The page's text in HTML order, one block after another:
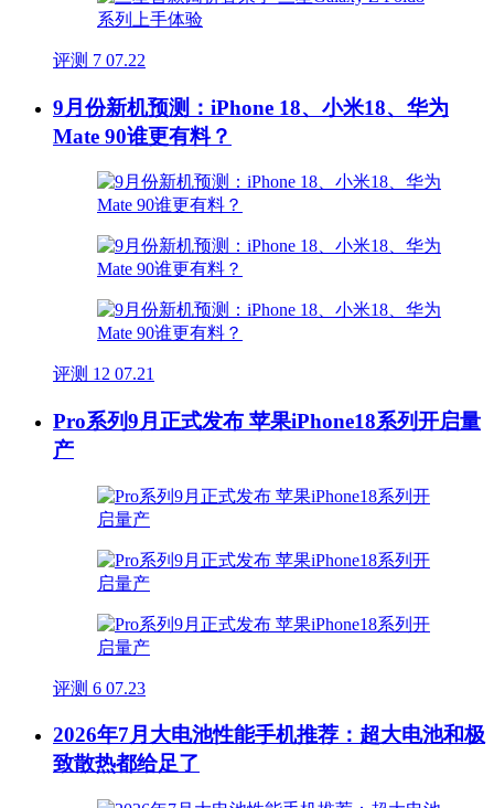
评测 7 07.22
9月份新机预测：iPhone 18、小米18、华为
Mate 90谁更有料？
评测 12 07.21
Pro系列9月正式发布 苹果iPhone18系列开启量
产
评测 6 07.23
2026年7月大电池性能手机推荐：超大电池和极
致散热都给足了